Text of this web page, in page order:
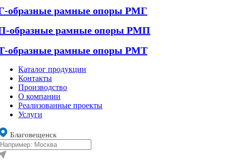
образные рамные опоры РМГ
образные рамные опоры РМП
образные рамные опоры РМТ
Каталог продукции
Контакты
Производство
О компании
Реализованные проекты
Услуги
Благовещенск